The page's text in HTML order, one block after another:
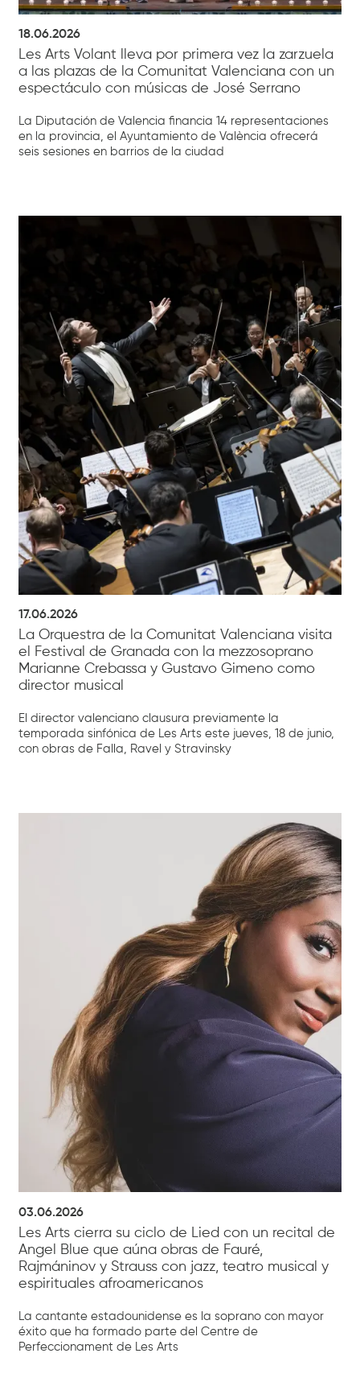
18.06.2026
Les Arts Volant lleva por primera vez la zarzuela
a las plazas de la Comunitat Valenciana con un
espectáculo con músicas de José Serrano
La Diputación de Valencia financia 14 representaciones
en la provincia, el Ayuntamiento de València ofrecerá
seis sesiones en barrios de la ciudad
17.06.2026
La Orquestra de la Comunitat Valenciana visita
el Festival de Granada con la mezzosoprano
Marianne Crebassa y Gustavo Gimeno como
director musical
El director valenciano clausura previamente la
temporada sinfónica de Les Arts este jueves, 18 de junio,
con obras de Falla, Ravel y Stravinsky
03.06.2026
Les Arts cierra su ciclo de Lied con un recital de
Angel Blue que aúna obras de Fauré,
Rajmáninov y Strauss con jazz, teatro musical y
espirituales afroamericanos
La cantante estadounidense es la soprano con mayor
éxito que ha formado parte del Centre de
Perfeccionament de Les Arts